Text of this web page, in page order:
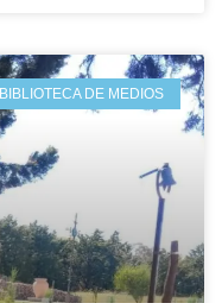
BIBLIOTECA DE MEDIOS